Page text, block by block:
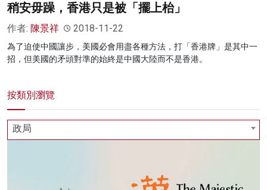
稍安毋躁，香港只是被「擺上枱」
作者: 陳景祥 2018-11-22
為了迫使中國讓步，美國必會用盡各種方法，打「香港牌」是其中一
招，但美國的矛頭對準的始終是中國大陸而不是香港。
按類別瀏覽
政局